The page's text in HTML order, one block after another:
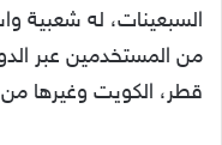
السبعينات، له شعبية
من المستخدمين عبر
قطر، الكويت وغيرها من